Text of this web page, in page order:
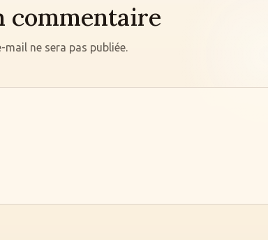
commentaire
mail ne sera pas publiée.